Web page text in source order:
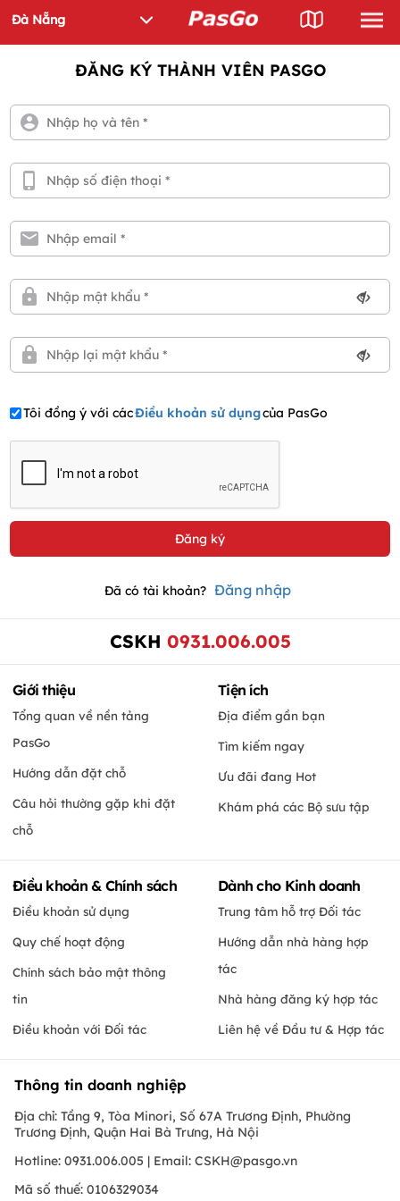
ĐĂNG KÝ THÀNH VIÊN PASGO
Tôi đồng ý với cácĐiều khoản sử dụngcủa PasGo
Đã có tài khoản? Đăng nhập
CSKH 0931.006.005
Giới thiệu
Tổng quan về nền tảng
PasGo
Hướng dẫn đặt chỗ
Câu hỏi thường gặp khi đặt
chỗ
Tiện ích
Địa điểm gần bạn
Tìm kiếm ngay
Ưu đãi đang Hot
Khám phá các Bộ sưu tập
Điều khoản & Chính sách
Điều khoản sử dụng
Quy chế hoạt động
Chính sách bảo mật thông
tin
Điều khoản với Đối tác
Dành cho Kinh doanh
Trung tâm hỗ trợ Đối tác
Hướng dẫn nhà hàng hợp
tác
Nhà hàng đăng ký hợp tác
Liên hệ về Đầu tư & Hợp tác
Thông tin doanh nghiệp
Địa chỉ: Tầng 9, Tòa Minori, Số 67A Trương Định, Phường
Trương Định, Quận Hai Bà Trưng, Hà Nội
Hotline: 0931.006.005 | Email: CSKH@pasgo.vn
Mã số thuế: 0106329034